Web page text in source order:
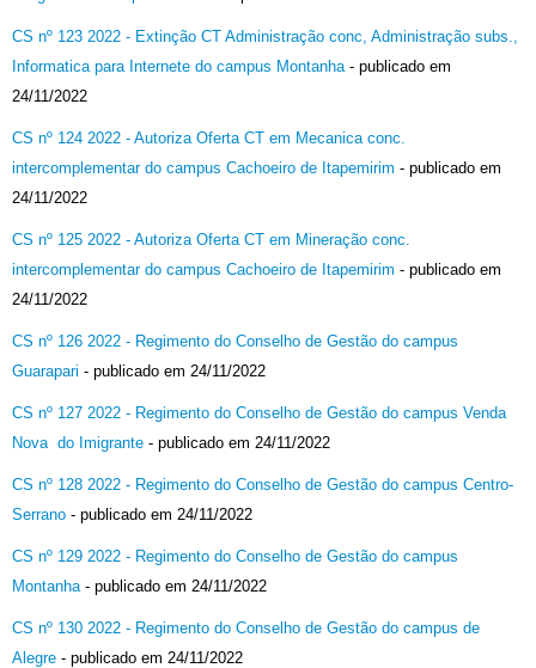
CS nº 123 2022 - Extinção CT Administração conc, Administração subs.,
Informatica para Internete do campus Montanha- publicado em
24/11/2022
CS nº 124 2022 - Autoriza Oferta CT em Mecanica conc.
intercomplementar do campus Cachoeiro de Itapemirim - publicado em
24/11/2022
CS nº 125 2022 - Autoriza Oferta CT em Mineração conc.
intercomplementar do campus Cachoeiro de Itapemirim - publicado em
24/11/2022
CS nº 126 2022 - Regimento do Conselho de Gestão do campus
Guarapari - publicado em 24/11/2022
CS nº 127 2022 - Regimento do Conselho de Gestão do campus Venda
Nova do Imigrante - publicado em 24/11/2022
CS nº 128 2022 - Regimento do Conselho de Gestão do campus Centro-
Serrano - publicado em 24/11/2022
CS nº 129 2022 - Regimento do Conselho de Gestão do campus
Montanha- publicado em 24/11/2022
CS nº 130 2022 - Regimento do Conselho de Gestão do campus de
Alegre - publicado em 24/11/2022